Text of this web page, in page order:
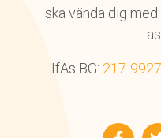
ska vända dig
IfAs BG: 217-9927